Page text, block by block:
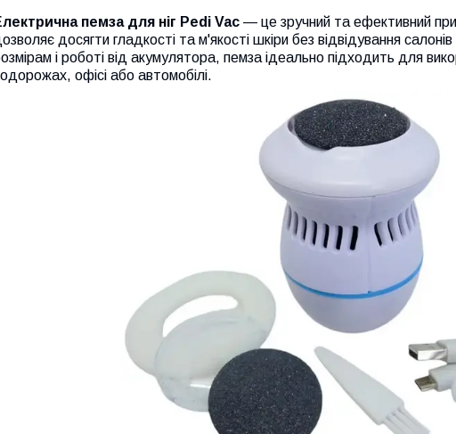
пемза для ніг Pedi Vac — це зручний та ефективний
досягти гладкості та м'якості шкіри без відвідування
і роботі від акумулятора, пемза ідеально підходить для
офісі або автомобілі.